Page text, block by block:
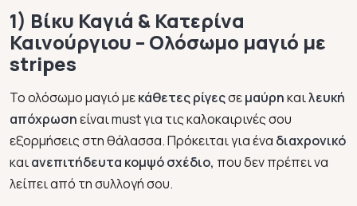
1) Βίκυ Καγιά & Κατερίνα
Καινούργιου – Ολόσωμο μαγιό με
stripes
Το ολόσωμο μαγιό μεκάθετες ρίγεςσεμαύρηκαιλευκή
απόχρωσηείναι must για τις καλοκαιρινές σου
εξορμήσεις στη θάλασσα. Πρόκειται για ένα διαχρονικό
καιανεπιτήδευτα κομψό σχέδιο, που δεν πρέπει να
λείπει από τη συλλογή σου.